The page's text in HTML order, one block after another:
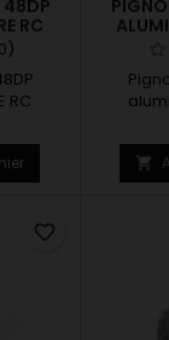
48DP
RC
RC

favorite_border